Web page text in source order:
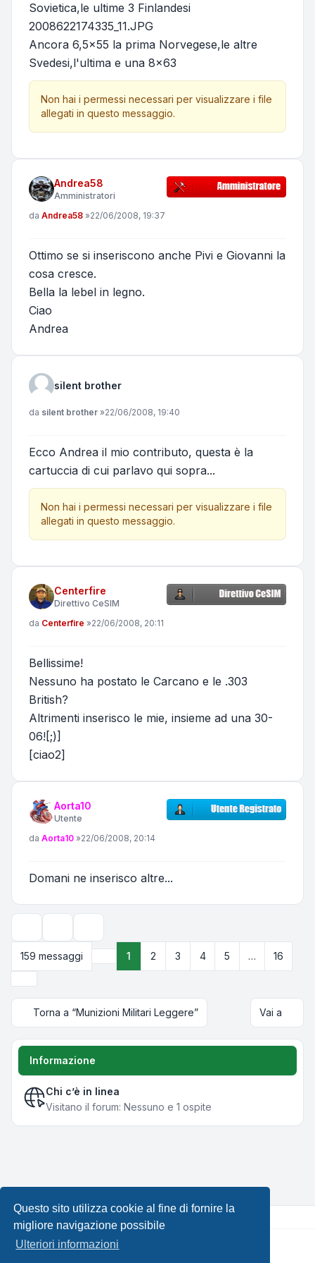
Questo sito utilizza cookie al fine di fornire la
migliore navigazione possibile
Ulteriori informazioni
Sovietica,le ultime 3 Finlandesi
2008622174335_11.JPG
Ancora 6,5x55 la prima Norvegese,le altre
Svedesi,l'ultima e una 8x63
Non hai i permessi necessari per visualizzare i file
allegati in questo messaggio.
Andrea58
Amministratori
Messaggio
da Andrea58 »22/06/2008, 19:37
Ottimo se si inseriscono anche Pivi e Giovanni la
cosa cresce.
Bella la lebel in legno.
Ciao
Andrea
silent brother
Messaggio
da silent brother »22/06/2008, 19:40
Ecco Andrea il mio contributo, questa è la
cartuccia di cui parlavo qui sopra...
Non hai i permessi necessari per visualizzare i file
allegati in questo messaggio.
Centerfire
Direttivo CeSIM
Messaggio
da Centerfire »22/06/2008, 20:11
Bellissime!
Nessuno ha postato le Carcano e le .303
British?
Altrimenti inserisco le mie, insieme ad una 30-
06![;)]
[ciao2]
Aorta10
Utente
Messaggio
da Aorta10 »22/06/2008, 20:14
Domani ne inserisco altre...
159 messaggi
Pagina di16
1 2 3 4 5 …
16
Torna a “Munizioni Militari Leggere” Vai a
Informazione
Chi c’è in linea
Visitano il forum: Nessuno e 1 ospite
Creato daphpBB® Forum Software © phpBB Limited •